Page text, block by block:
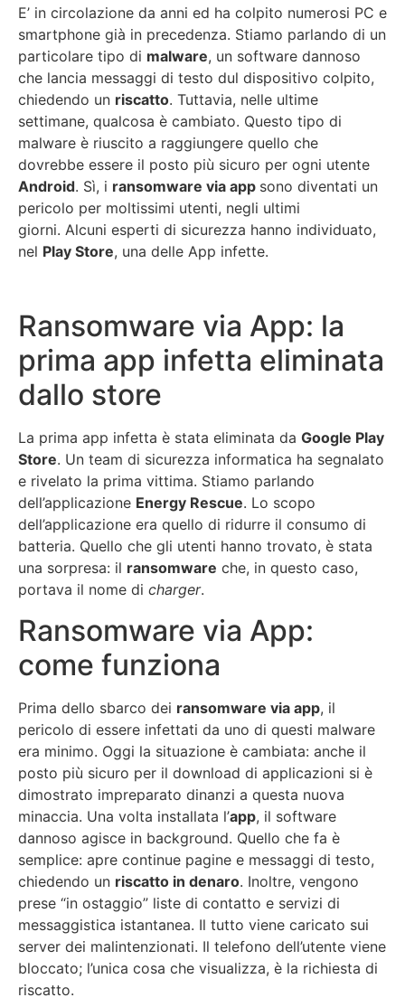
E’ in circolazione da anni ed ha colpito numerosi PC e
smartphone già in precedenza. Stiamo parlando di un
particolare tipo di malware, un software dannoso
che lancia messaggi di testo dul dispositivo colpito,
chiedendo un riscatto. Tuttavia, nelle ultime
settimane, qualcosa è cambiato. Questo tipo di
malware è riuscito a raggiungere quello che
dovrebbe essere il posto più sicuro per ogni utente
Android. Sì, i ransomware via app sono diventati un
pericolo per moltissimi utenti, negli ultimi
giorni. Alcuni esperti di sicurezza hanno individuato,
nel Play Store, una delle App infette.
Ransomware via App: la
prima app infetta eliminata
dallo store
La prima app infetta è stata eliminata da Google Play
Store. Un team di sicurezza informatica ha segnalato
e rivelato la prima vittima. Stiamo parlando
dell’applicazione Energy Rescue. Lo scopo
dell’applicazione era quello di ridurre il consumo di
batteria. Quello che gli utenti hanno trovato, è stata
una sorpresa: il ransomware che, in questo caso,
portava il nome di charger.
Ransomware via App:
come funziona
Prima dello sbarco dei ransomware via app, il
pericolo di essere infettati da uno di questi malware
era minimo. Oggi la situazione è cambiata: anche il
posto più sicuro per il download di applicazioni si è
dimostrato impreparato dinanzi a questa nuova
minaccia. Una volta installata l’app, il software
dannoso agisce in background. Quello che fa è
semplice: apre continue pagine e messaggi di testo,
chiedendo un riscatto in denaro. Inoltre, vengono
prese “in ostaggio” liste di contatto e servizi di
messaggistica istantanea. Il tutto viene caricato sui
server dei malintenzionati. Il telefono dell’utente viene
bloccato; l’unica cosa che visualizza, è la richiesta di
riscatto.